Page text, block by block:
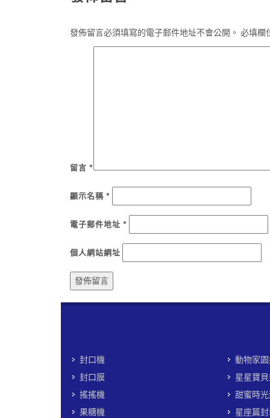
發佈留言必須填寫的電子郵件地址不會公開。 必填欄
留言 *
顯示名稱 *
電子郵件地址 *
個人網站網址
封口機
封口膜
搖搖機
果糖機
動物家
星星寶
甜蜜時
星座篇